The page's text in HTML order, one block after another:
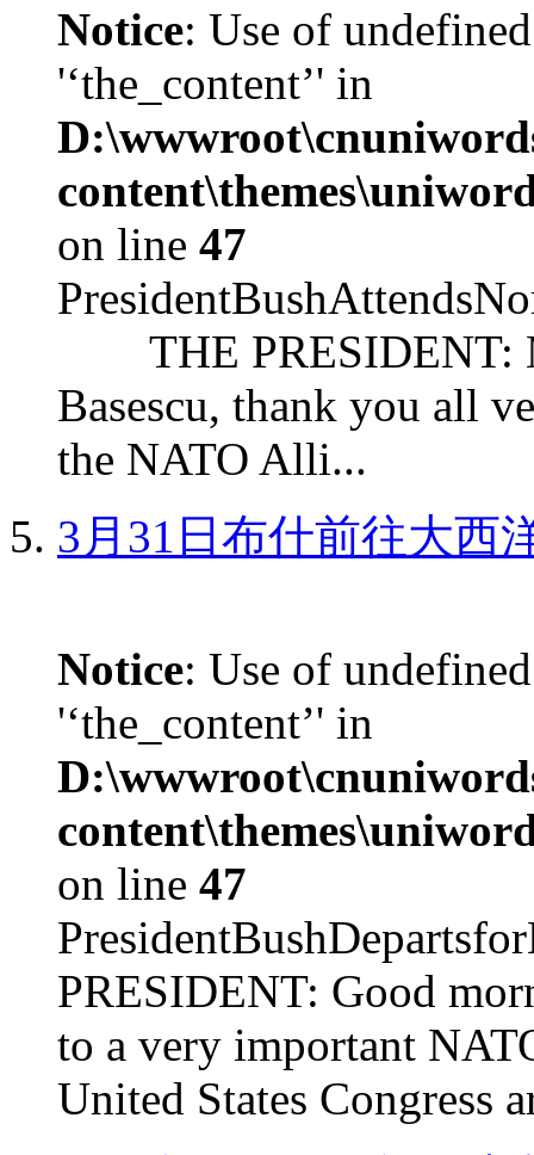
Notice: Use of
'‘the_content’' in
on line 47
THE PRESIDENT:
Basescu, thank you all
the NATO Alli...
3月31日布什前往大西
Notice: Use of
'‘the_content’' in
on line 47
PRESIDENT: Good
to a very important
United States Congress